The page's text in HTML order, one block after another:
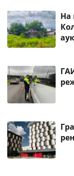
На